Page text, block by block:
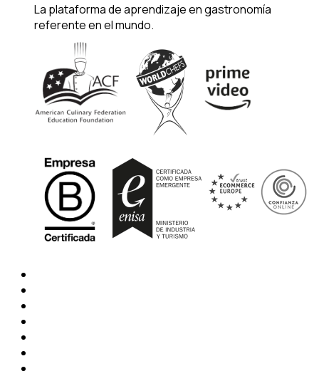
La plataforma de aprendizaje en gastronomía
referente en el mundo.